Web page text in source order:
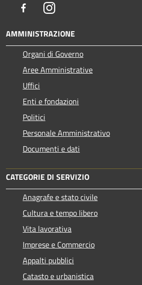
FacebookInstagram
AMMINISTRAZIONE
Organi di Governo
Aree Amministrative
Uffici
Enti e fondazioni
Politici
Personale Amministrativo
Documenti e dati
CATEGORIE DI SERVIZIO
Anagrafe e stato civile
Cultura e tempo libero
Vita lavorativa
Imprese e Commercio
Appalti pubblici
Catasto e urbanistica